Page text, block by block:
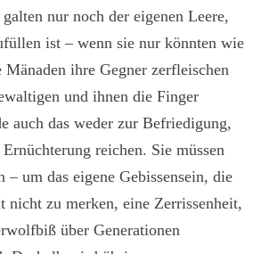
nur noch der eigenen Leere,
ist – wenn sie nur könnten wie
ihre Gegner zerfleischen
und ihnen die Finger
auch das weder zur Befriedigung,
reichen. Sie müssen
– um das eigene Gebissensein, die
nicht zu merken, eine Zerrissenheit,
über Generationen